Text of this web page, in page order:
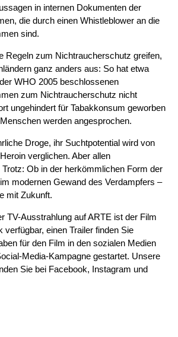
in internen Dokumenten der
die durch einen Whistleblower an die
sind.
Regeln zum Nichtraucherschutz greifen,
ganz anders aus: So hat etwa
WHO 2005 beschlossenen
zum Nichtraucherschutz nicht
ungehindert für Tabakkonsum geworben
werden angesprochen.
Droge, ihr Suchtpotential wird von
verglichen. Aber allen
Ob in der herkömmlichen Form der
modernen Gewand des Verdampfers –
mit Zukunft.
TV-Ausstrahlung auf ARTE ist der Film
verfügbar, einen Trailer finden Sie
für den Film in den sozialen Medien
Media-Kampagne gestartet. Unsere
Sie bei Facebook, Instagram und